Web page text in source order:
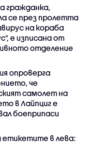
гражданка,
се през пролетта
на кораба
е изписана от
отделение
опроверга
че
самолет на
в Лайпциг е
боеприпаси
етикетите в лева: